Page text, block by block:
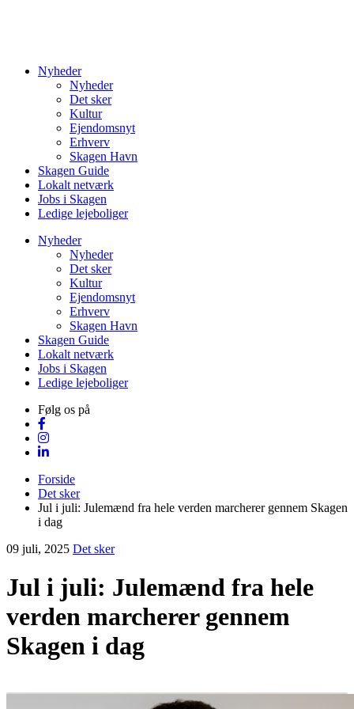
Nyheder
Nyheder
Det sker
Kultur
Ejendomsnyt
Erhverv
Skagen Havn
Skagen Guide
Lokalt netværk
Jobs i Skagen
Ledige lejeboliger
Nyheder
Nyheder
Det sker
Kultur
Ejendomsnyt
Erhverv
Skagen Havn
Skagen Guide
Lokalt netværk
Jobs i Skagen
Ledige lejeboliger
Følg os på
Forside
Det sker
Jul i juli: Julemænd fra hele verden marcherer gennem Skagen
i dag
09 juli, 2025 Det sker
Jul i juli: Julemænd fra hele
verden marcherer gennem
Skagen i dag